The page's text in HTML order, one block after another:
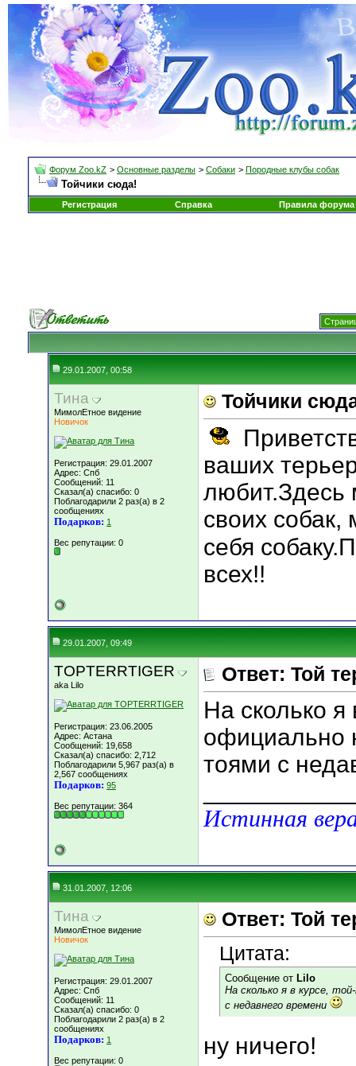
Форум Zoo.kZ > Основные разделы > Собаки > Породные клубы собак
Тойчики сюда!
Регистрация Справка Правила форума
29.01.2007, 00:58
Тина
МимолЕтное видение
Новичок
Регистрация: 29.01.2007
Адрес: Спб
Сообщений: 11
Сказал(а) спасибо: 0
Поблагодарили 2 раз(а) в 2
сообщениях
Подарков: 1
Вес репутации: 0
Тойчики
ваших
своих собак,
себя
всех!!
29.01.2007, 09:49
TOPTERRTIGER
aka Lilo
Регистрация: 23.06.2005
Адрес: Астана
Сообщений: 19,658
Сказал(а) спасибо: 2,712
Поблагодарили 5,967 раз(а) в
2,567 сообщениях
Подарков: 95
Вес репутации: 364
Ответ: Той
На сколько я
официально
тоями с
Истинная
31.01.2007, 12:06
Тина
МимолЕтное видение
Новичок
Регистрация: 29.01.2007
Адрес: Спб
Сообщений: 11
Сказал(а) спасибо: 0
Поблагодарили 2 раз(а) в 2
сообщениях
Подарков: 1
Вес репутации: 0
Ответ: Той
Цитата:
Сообщение от Lilo
На сколько я в курсе,
с недавнего времени
ну ничего!